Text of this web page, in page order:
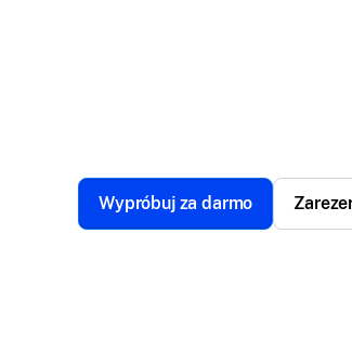
sposób działania swoich
Wypróbuj za darmo
Zaufało nam ponad 12 000